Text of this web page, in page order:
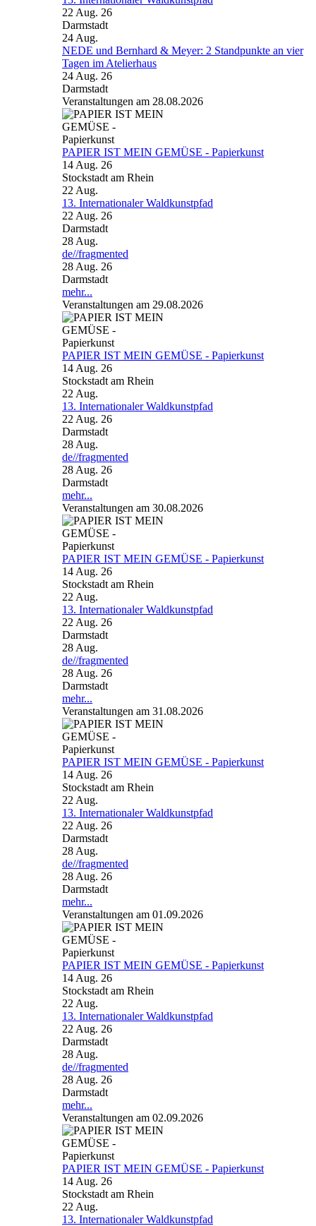
22 Aug. 26
Darmstadt
24Aug.
NEDE und Bernhard & Meyer: 2 Standpunkte an vier
Tagen im Atelierhaus
24 Aug. 26
Darmstadt
Veranstaltungen am 28.08.2026
PAPIER IST MEIN GEMÜSE - Papierkunst
14 Aug. 26
Stockstadt am Rhein
22Aug.
13. Internationaler Waldkunstpfad
22 Aug. 26
Darmstadt
28Aug.
de//fragmented
28 Aug. 26
Darmstadt
mehr...
Veranstaltungen am 29.08.2026
PAPIER IST MEIN GEMÜSE - Papierkunst
14 Aug. 26
Stockstadt am Rhein
22Aug.
13. Internationaler Waldkunstpfad
22 Aug. 26
Darmstadt
28Aug.
de//fragmented
28 Aug. 26
Darmstadt
mehr...
Veranstaltungen am 30.08.2026
PAPIER IST MEIN GEMÜSE - Papierkunst
14 Aug. 26
Stockstadt am Rhein
22Aug.
13. Internationaler Waldkunstpfad
22 Aug. 26
Darmstadt
28Aug.
de//fragmented
28 Aug. 26
Darmstadt
mehr...
Veranstaltungen am 31.08.2026
PAPIER IST MEIN GEMÜSE - Papierkunst
14 Aug. 26
Stockstadt am Rhein
22Aug.
13. Internationaler Waldkunstpfad
22 Aug. 26
Darmstadt
28Aug.
de//fragmented
28 Aug. 26
Darmstadt
mehr...
Veranstaltungen am 01.09.2026
PAPIER IST MEIN GEMÜSE - Papierkunst
14 Aug. 26
Stockstadt am Rhein
22Aug.
13. Internationaler Waldkunstpfad
22 Aug. 26
Darmstadt
28Aug.
de//fragmented
28 Aug. 26
Darmstadt
mehr...
Veranstaltungen am 02.09.2026
PAPIER IST MEIN GEMÜSE - Papierkunst
14 Aug. 26
Stockstadt am Rhein
22Aug.
13. Internationaler Waldkunstpfad